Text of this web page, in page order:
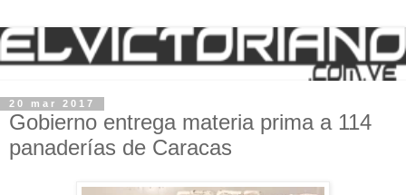
20 mar 2017
Gobierno entrega materia prima a 114
panaderías de Caracas